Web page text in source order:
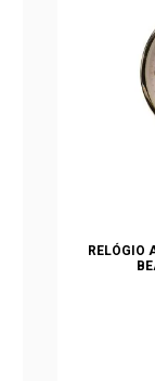
RELÓGIO